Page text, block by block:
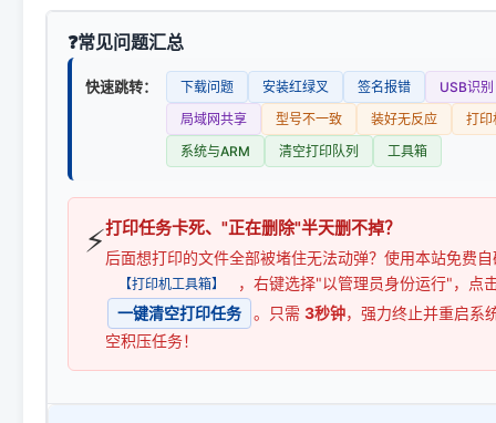
常见问题汇总
快速跳转： 下载问题 安装红绿叉 签名报错
USB识别
局域网共享
型号不一致 装好无反应
打印
系统与ARM
清空打印队列 工具箱
⚡打印任务卡死、"正在删除"半天删不掉？
后面想打印的文件全部被堵住无法动弹？使用本站免费
【打印机工具箱】
，右键选择"以管理员身份运行"，点
一键清空打印任务
。只需 3秒钟，强力终止并重启系
空积压任务！